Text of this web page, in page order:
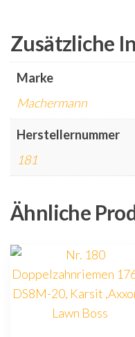
Zusätzliche
Marke
Machermann
Herstellernummer
181
Ähnliche